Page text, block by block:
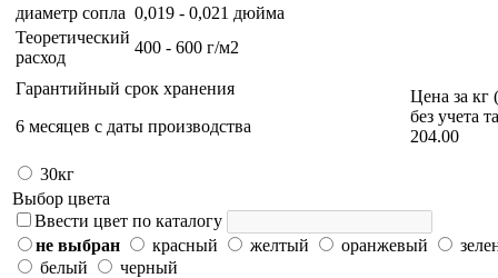
диаметр сопла 0,019 - 0,021 дюйма
Теоретический
расход
400 - 600 г/м2
Гарантийный срок хранения
6 месяцев с даты производства
Цена за кг
без учета
204.00
30кг
Выбор цвета
Ввести цвет по каталогу
не выбран
красный желтый оранжевый
белый
черный